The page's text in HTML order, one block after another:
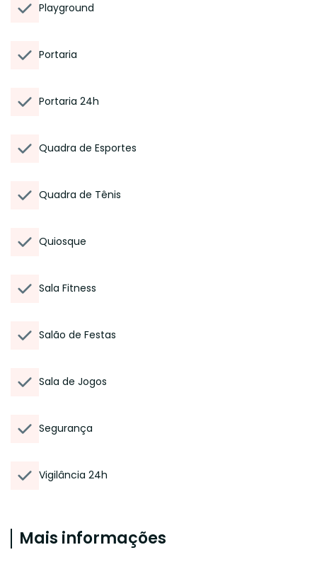
Playground
Portaria
Portaria 24h
Quadra de Esportes
Quadra de Tênis
Quiosque
Sala Fitness
Salão de Festas
Sala de Jogos
Segurança
Vigilância 24h
Mais informações